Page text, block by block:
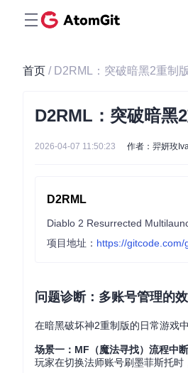
首页 / D2RML：突破暗黑2重制
D2RML：突破暗黑
2026-04-07 11:50:23 作者：羿妍玫
D2RML
Diablo 2 Resurrected
项目地址： https://gitcode.com/
问题诊断：多账号管理的
在暗黑破坏神2重制版的日常游戏
场景一：MF（魔法寻找）流程中断
玩家在切换法师账号刷墨菲斯托时